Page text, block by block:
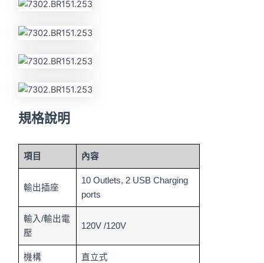
規格說明
項目 內容
輸出插座
10 Outlets, 2 USB Charging
ports
輸入/輸出電
壓
120V /120V
機構 直立式